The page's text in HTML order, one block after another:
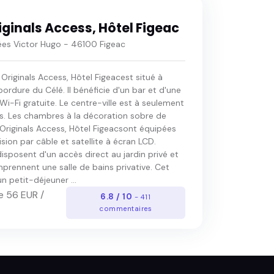
Access, Hôtel Figeac
Victor Hugo - 46100 Figeac
Access, Hôtel Figeacest situé à
du Célé. Il bénéficie d'un bar et d'une
Fi gratuite. Le centre-ville est à seulement
Les chambres à la décoration sobre de
Access, Hôtel Figeacsont équipées
par câble et satellite à écran LCD.
d'un accès direct au jardin privé et
une salle de bains privative. Cet
petit-déjeuner ...
56 EUR / 6.8 / 10 - 411
commentaires